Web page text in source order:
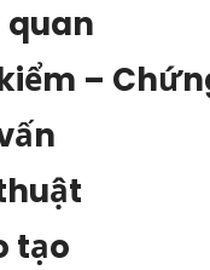
quan
–
tạo